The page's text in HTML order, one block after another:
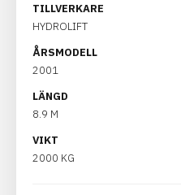
TILLVERKARE
HYDROLIFT
ÅRSMODELL
2001
LÄNGD
8.9 M
VIKT
2000 KG